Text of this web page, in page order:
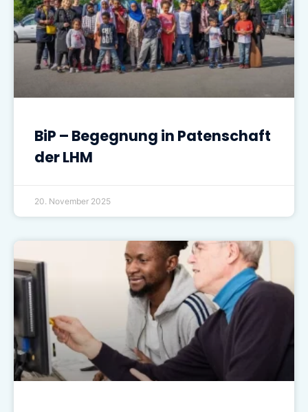
BiP – Begegnung in Patenschaft
der LHM
20. November 2025